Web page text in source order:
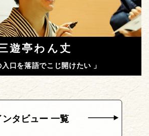
遊亭わん丈
入口を落語でこじ開けたい 」
ンタビュー 一覧